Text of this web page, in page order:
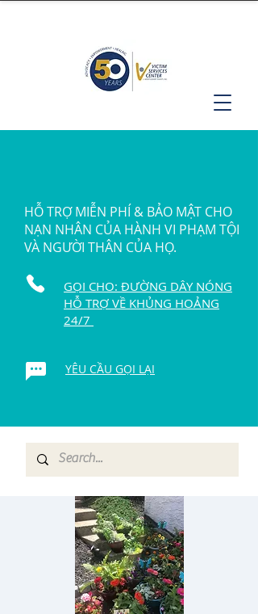
HỖ TRỢ MIỄN PHÍ & BẢO MẬT CHO
NẠN NHÂN CỦA HÀNH VI PHẠM TỘI
VÀ NGƯỜI THÂN CỦA HỌ.
GỌI CHO: ĐƯỜNG DÂY NÓNG
HỖ TRỢ VỀ KHỦNG HOẢNG
24/7
YÊU CẦU GỌI LẠI